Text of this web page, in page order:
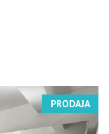
PRODAJA